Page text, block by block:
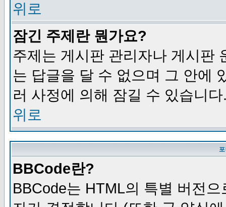
위로
잠긴 주제란 뭔가요?
주제는 게시판 관리자나 게시판
는 답글을 달 수 없으며 그 안에
러 사정에 의해 잠길 수 있습니다
위로
BBCode란?
BBCode는 HTML의 특별 버전